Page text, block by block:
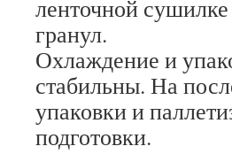
ленточной
гранул.
Охлаждение и
стабильны. На
упаковки и
подготовки.